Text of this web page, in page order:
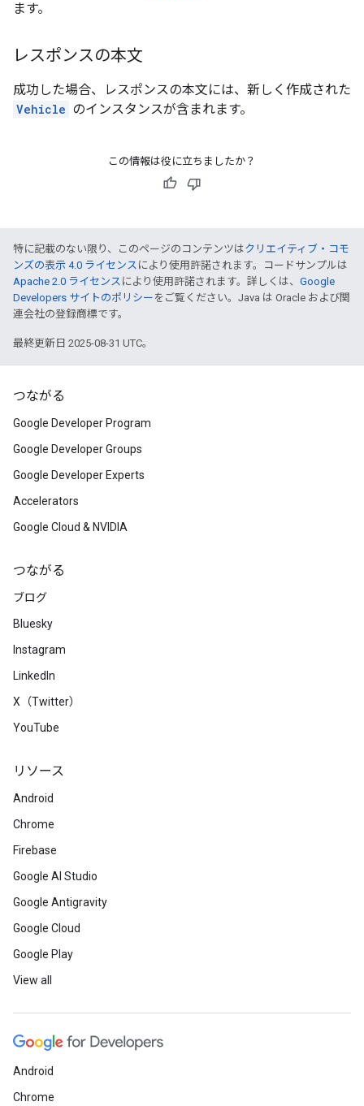
ます。
レスポンスの本文
成功した場合、レスポンスの本文には、新しく作成された
Vehicle のインスタンスが含まれます。
この情報は役に立ちましたか？
特に記載のない限り、このページのコンテンツはクリエイティブ・コモ
ンズの表示 4.0 ライセンス により使用許諾されます。コードサンプルは
Apache 2.0 ライセンス により使用許諾されます。詳しくは、 Google
Developers サイトのポリシー をご覧ください。Java は Oracle および関
連会社の登録商標です。
最終更新日 2025-08-31 UTC。
つながる
Google Developer Program
Google Developer Groups
Google Developer Experts
Accelerators
Google Cloud & NVIDIA
つながる
ブログ
Bluesky
Instagram
LinkedIn
X（Twitter）
YouTube
リソース
Android
Chrome
Firebase
Google AI Studio
Google Antigravity
Google Cloud
Google Play
View all
Android
Chrome